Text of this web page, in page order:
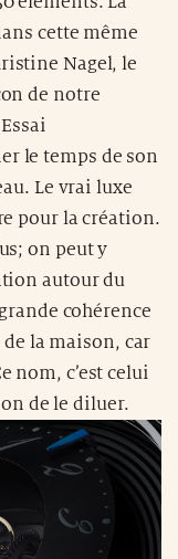
cette même
Nagel, le
de notre
le temps de son
Le vrai luxe
pour la création.
on peut y
autour du
cohérence
la maison, car
nom, c’est celui
de le diluer.